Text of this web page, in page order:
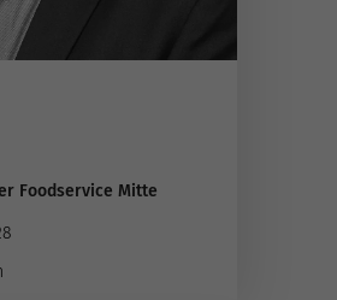
Foodservice Mitte